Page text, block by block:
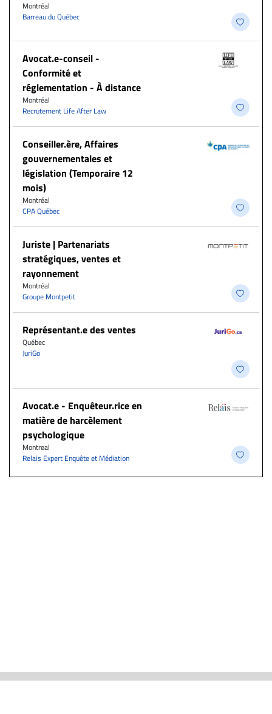
Montréal
Barreau du Québec
​Avocat.e-conseil -
Conformité et
réglementation - À distance
Montréal
Recrutement Life After Law
Conseiller.ère, Affaires
gouvernementales et
législation (Temporaire 12
mois)
Montréal
CPA Québec
Juriste | Partenariats
stratégiques, ventes et
rayonnement
Montréal
Groupe Montpetit
Représentant.e des ventes
Québec
JuriGo
Avocat.e - Enquêteur.rice en
matière de harcèlement
psychologique
Montreal
Relais Expert Enquête et Médiation